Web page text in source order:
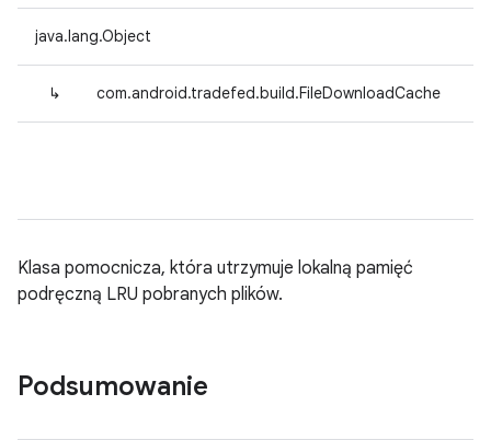
java.lang.Object
↳ com.android.tradefed.build.FileDownloadCache
Klasa pomocnicza, która utrzymuje lokalną pamięć
podręczną LRU pobranych plików.
Podsumowanie